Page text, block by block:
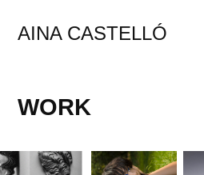
AINA CASTELLÓ
WORK